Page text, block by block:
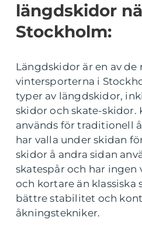
längdskidor
Stockholm:
Längdskidor är en av de
vintersporterna i
typer av längdskidor,
skidor och skate-skidor.
används för traditionell
har valla under skidan
skidor å andra sidan
skatespår och har ingen
och kortare än klassiska
bättre stabilitet och
åkningstekniker.